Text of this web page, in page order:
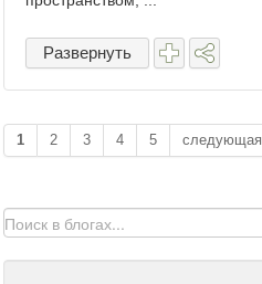
Развернуть
1 2 3 4 5 следующая